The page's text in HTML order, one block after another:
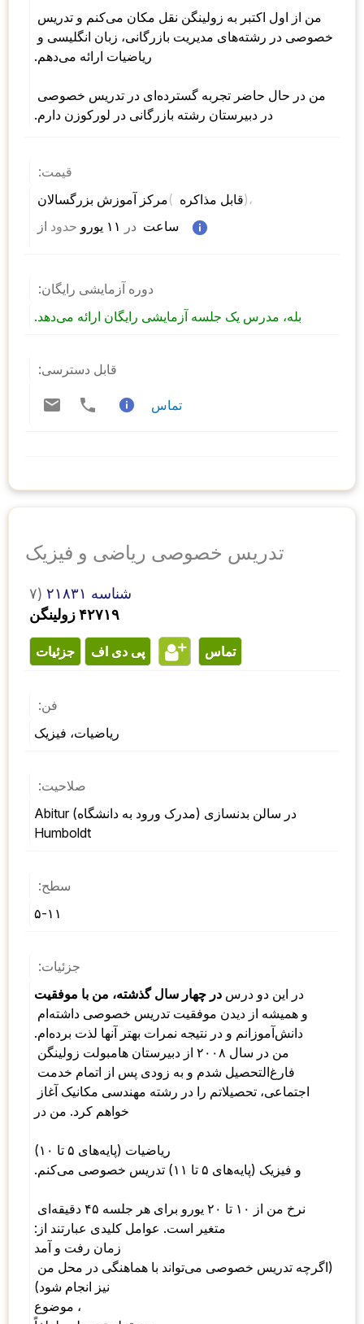
در دبیرستان رشته بازرگانی در لورکوزن دارم.
قیمت:
مرکز آموزش بزرگسالان ( قابل مذاکره )،
از حدود در ساعت
دوره آزمایشی رایگان:
بله، مدرس یک جلسه آزمایشی رایگان ارائه می‌دهد.
قابل دسترسی:
تماس
تدریس خصوصی ریاضی و فیزیک
۷)
شناسه ۲۱۸۳۱
۴۲۷۱۹ زولینگن
جزئیات پی دی اف تماس
فن:
ریاضیات، فیزیک
صلاحیت:
Abitur (مدرک ورود به دانشگاه) در سالن بدنسازی
Humboldt
سطح:
۵-۱۱
جزئیات:
در چهار سال گذشته، من با موفقیت
تدریس خصوصی داشته‌ام